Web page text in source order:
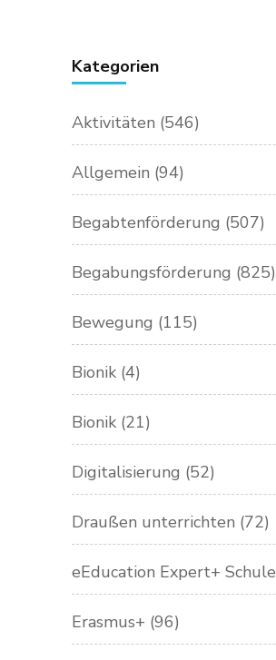
Kategorien
Aktivitäten (546)
Allgemein (94)
Begabtenförderung (507)
Begabungsförderung (825)
Bewegung (115)
Bionik (4)
Bionik (21)
Digitalisierung (52)
Draußen unterrichten (72)
eEducation Expert+ Schule
Erasmus+ (96)